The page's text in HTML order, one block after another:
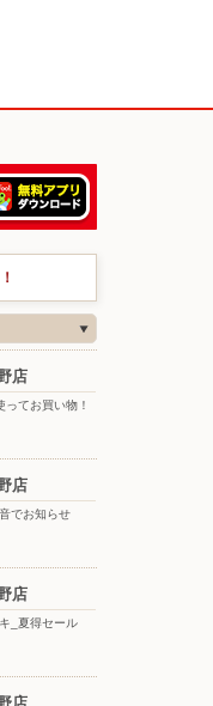
店
てお買い物！
店
でお知らせ
店
_夏得セール